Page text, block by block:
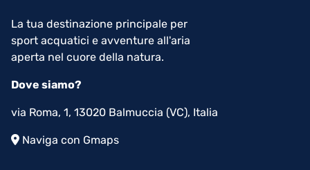
La tua destinazione principale per
sport acquatici e avventure all'aria
aperta nel cuore della natura.
Dove siamo?
via Roma, 1, 13020 Balmuccia (VC), Italia
Naviga con Gmaps